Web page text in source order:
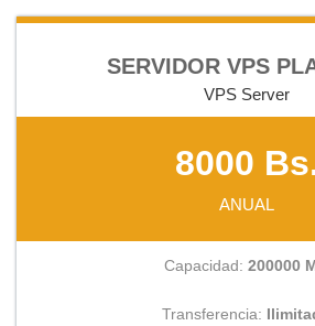
SERVIDOR VPS
VPS Server
8000
ANUAL
Capacidad: 200000
Transferencia: